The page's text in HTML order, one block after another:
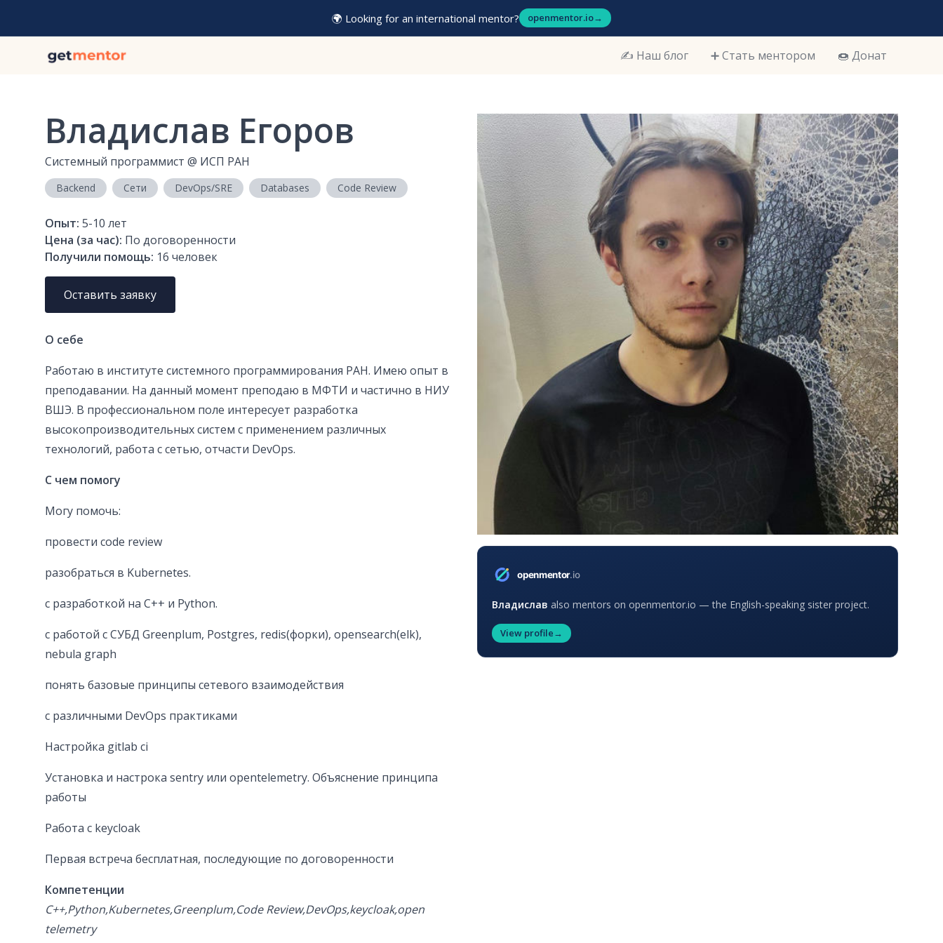
🌍 Looking for an international mentor? openmentor.io→
✍️ Наш блог ➕ Стать ментором 🍩 Донат
Владислав Егоров
Системный программист @ ИСП РАН
Backend Сети DevOps/SRE Databases Code Review
Опыт: 5-10 лет
Цена (за час): По договоренности
Получили помощь: 16 человек
Оставить заявку
О себе
Работаю в институте системного программирования РАН. Имею опыт в
преподавании. На данный момент преподаю в МФТИ и частично в НИУ
ВШЭ. В профессиональном поле интересует разработка
высокопроизводительных систем с применением различных
технологий, работа с сетью, отчасти DevOps.
С чем помогу
Могу помочь:
провести code review
разобраться в Kubernetes.
с разработкой на C++ и Python.
с работой с СУБД Greenplum, Postgres, redis(форки), opensearch(elk),
nebula graph
понять базовые принципы сетевого взаимодействия
с различными DevOps практиками
Настройка gitlab ci
Установка и настрока sentry или opentelemetry. Объяснение принципа
работы
Работа с keycloak
Первая встреча бесплатная, последующие по договоренности
Компетенции
C++,Python,Kubernetes,Greenplum,Code Review,DevOps,keycloak,open
telemetry
Владислав also mentors on openmentor.io — the English-speaking sister project.
View profile→